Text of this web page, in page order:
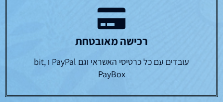
רכישה מאובטחת
עובדים עם כל כרטיסי האשראי וגם PayPal ו bit,
PayBox